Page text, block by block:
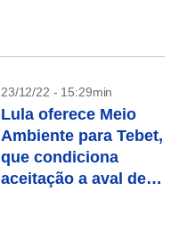
23/12/22 - 15:29min
Lula oferece Meio
Ambiente para Tebet,
que condiciona
aceitação a aval de